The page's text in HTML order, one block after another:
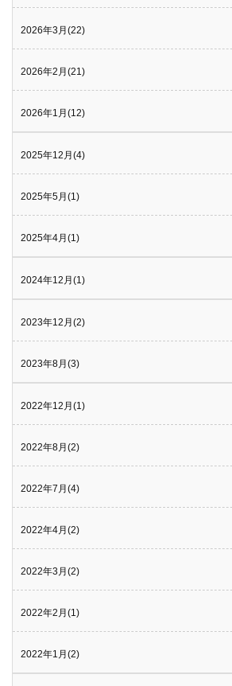
2026年3月(22)
2026年2月(21)
2026年1月(12)
2025年12月(4)
2025年5月(1)
2025年4月(1)
2024年12月(1)
2023年12月(2)
2023年8月(3)
2022年12月(1)
2022年8月(2)
2022年7月(4)
2022年4月(2)
2022年3月(2)
2022年2月(1)
2022年1月(2)